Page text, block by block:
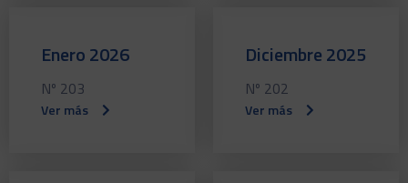
Enero 2026
Nº 203
Ver más
Diciembre 2025
Nº 202
Ver más